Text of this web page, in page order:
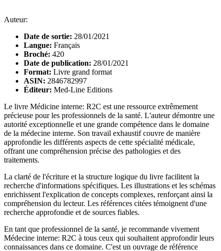
Auteur:
Date de sortie: 28/01/2021
Langue: Français
Broché: 420
Date de publication: 28/01/2021
Format: Livre grand format
ASIN: 2846782997
Éditeur: Med-Line Editions
Le livre Médicine interne: R2C est une ressource extrêmement
précieuse pour les professionnels de la santé. L'auteur démontre une
autorité exceptionnelle et une grande compétence dans le domaine
de la médecine interne. Son travail exhaustif couvre de manière
approfondie les différents aspects de cette spécialité médicale,
offrant une compréhension précise des pathologies et des
traitements.
La clarté de l'écriture et la structure logique du livre facilitent la
recherche d'informations spécifiques. Les illustrations et les schémas
enrichissent l'explication de concepts complexes, renforçant ainsi la
compréhension du lecteur. Les références citées témoignent d'une
recherche approfondie et de sources fiables.
En tant que professionnel de la santé, je recommande vivement
Médecine interne: R2C à tous ceux qui souhaitent approfondir leurs
connaissances dans ce domaine. C'est un ouvrage de référence